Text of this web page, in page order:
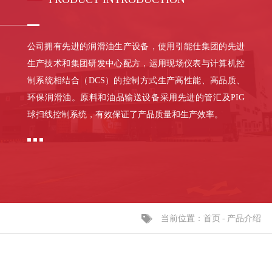
公司拥有先进的润滑油生产设备，使用引能仕集团的先进
生产技术和集团研发中心配方，运用现场仪表与计算机控
制系统相结合（DCS）的控制方式生产高性能、高品质、
环保润滑油。原料和油品输送设备采用先进的管汇及PIG
球扫线控制系统，有效保证了产品质量和生产效率。
当前位置：首页 - 产品介绍